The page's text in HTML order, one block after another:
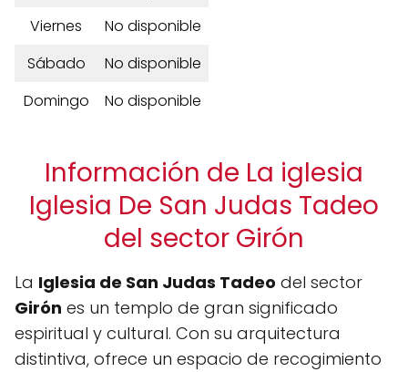
Viernes
No disponible
Sábado
No disponible
Domingo
No disponible
Información de La iglesia
Iglesia De San Judas Tadeo
del sector Girón
La Iglesia de San Judas Tadeo del sector
Girón es un templo de gran significado
espiritual y cultural. Con su arquitectura
distintiva, ofrece un espacio de recogimiento